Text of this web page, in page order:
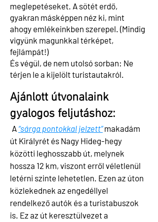
meglepetéseket. A sötét erdő,
gyakran másképpen néz ki, mint
ahogy emlékeinkben szerepel. (Mindig
vigyünk magunkkal térképet,
fejlámpát!)
És végül, de nem utolsó sorban: Ne
térjen le a kijelölt turistautakról.
Ajánlott útvonalaink
gyalogos feljutáshoz:
A “sárga pontokkal jelzett”makadám
út Királyrét és Nagy Hideg-hegy
közötti leghosszabb út, melynek
hossza 12 km, viszont erről véletlenül
letérni szinte lehetetlen. Ezen az úton
közlekednek az engedéllyel
rendelkező autók és a turistabuszok
is. Ez az út keresztülvezet a